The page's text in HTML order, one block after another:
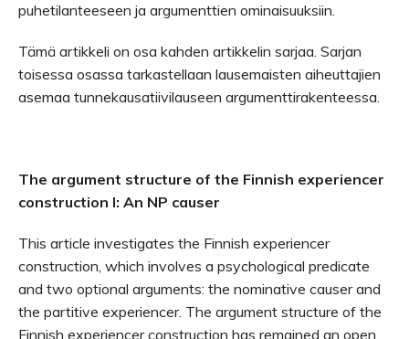
puhetilanteeseen ja argumenttien ominaisuuksiin.
Tämä artikkeli on osa kahden artikkelin sarjaa. Sarjan
toisessa osassa tarkastellaan lausemaisten aiheuttajien
asemaa tunnekausatiivilauseen argumenttirakenteessa.
The argument structure of the Finnish experiencer
construction I: An NP causer
This article investigates the Finnish experiencer
construction, which involves a psychological predicate
and two optional arguments: the nominative causer and
the partitive experiencer. The argument structure of the
Finnish experiencer construction has ­remained an open